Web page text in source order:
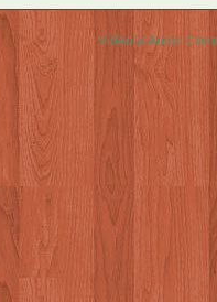
Video & Audio